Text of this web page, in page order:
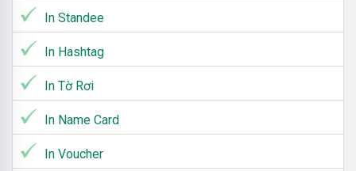
In Standee
In Hashtag
In Tờ Rơi
In Name Card
In Voucher